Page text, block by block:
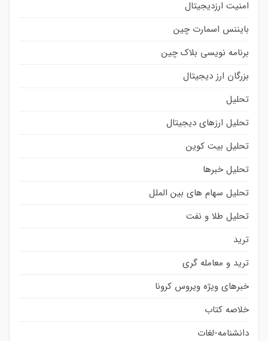
امنیت ارزدیجیتال
بایننس اسمارت چین
برنامه نویسی بلاک چین
بزرگان ارز دیجیتال
تحلیل
تحلیل ارزهای دیجیتال
تحلیل بیت کوین
تحلیل خبرها
تحلیل سهام های بین الملل
تحلیل طلا و نفت
ترید
ترید و معامله گری
خبرهای ویژه ویروس کرونا
خلاصه کتاب
دانشنامه-لغات